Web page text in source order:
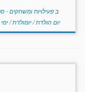
ב פעילויות ומשחקים -
יום הולדת/יומולדת/